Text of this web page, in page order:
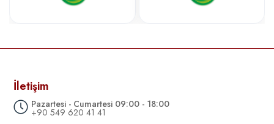
İletişim
Pazartesi - Cumartesi 09:00 - 18:00
+90 549 620 41 41